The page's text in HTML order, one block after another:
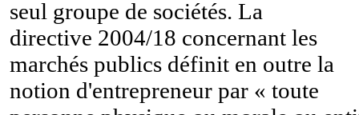
seul groupe de sociétés. La
directive 2004/18 concernant les
marchés publics définit en outre la
notion d'entrepreneur par « toute